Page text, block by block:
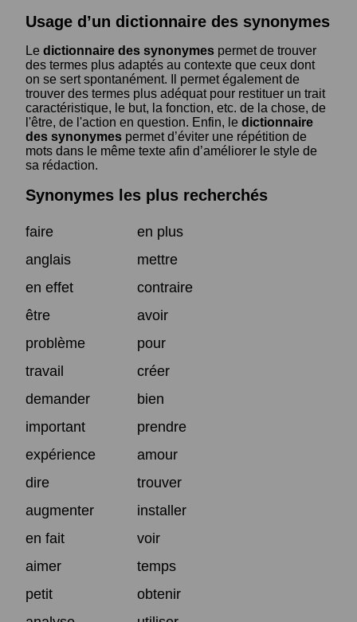
Usage d’un dictionnaire des synonymes
Le dictionnaire des synonymes permet de trouver
des termes plus adaptés au contexte que ceux dont
on se sert spontanément. Il permet également de
trouver des termes plus adéquat pour restituer un trait
caractéristique, le but, la fonction, etc. de la chose, de
l'être, de l'action en question. Enfin, le dictionnaire
des synonymes permet d’éviter une répétition de
mots dans le même texte afin d’améliorer le style de
sa rédaction.
Synonymes les plus recherchés
faire
en plus
anglais
mettre
en effet
contraire
être
avoir
problème
pour
travail
créer
demander
bien
important
prendre
expérience
amour
dire
trouver
augmenter
installer
en fait
voir
aimer
temps
petit
obtenir